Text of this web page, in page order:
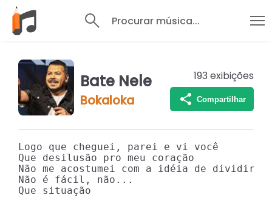
Procurar música...
Bate Nele
Bokaloka
193 exibições
Compartilhar
Logo que cheguei, parei e vi você
Que desilusão pro meu coração
Não me acostumei com a idéia de dividir
Não é fácil, não...
Que situação